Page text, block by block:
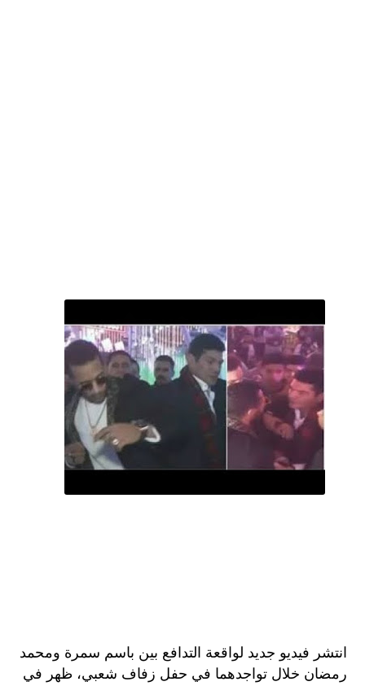
انتشر فيديو جديد لواقعة التدافع بين باسم سمرة ومحمد
رمضان خلال تواجدهما في حفل زفاف شعبي، ظهر في